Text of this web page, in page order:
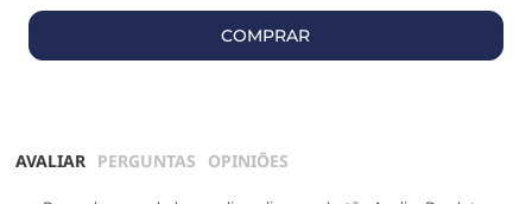
COMPRAR
AVALIAR PERGUNTAS OPINIÕES